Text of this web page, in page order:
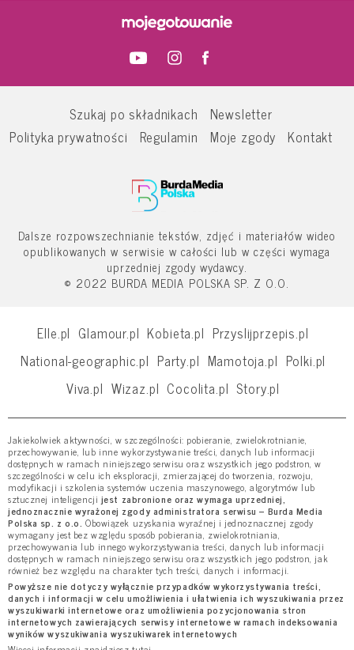
Szukaj po składnikach
Newsletter
Polityka prywatności
Regulamin Moje zgody Kontakt
Dalsze rozpowszechnianie tekstów, zdjęć i materiałów wideo
opublikowanych w serwisie w całości lub w części wymaga
uprzedniej zgody wydawcy.
© 2022 BURDA MEDIA POLSKA SP. Z O.O.
Elle.pl Glamour.pl Kobieta.pl Przyslijprzepis.pl
National-geographic.pl Party.pl Mamotoja.pl Polki.pl
Viva.pl Wizaz.pl Cocolita.pl Story.pl
Jakiekolwiek aktywności, w szczególności: pobieranie, zwielokrotnianie,
przechowywanie, lub inne wykorzystywanie treści, danych lub informacji
dostępnych w ramach niniejszego serwisu oraz wszystkich jego podstron, w
szczególności w celu ich eksploracji, zmierzającej do tworzenia, rozwoju,
modyfikacji i szkolenia systemów uczenia maszynowego, algorytmów lub
sztucznej inteligencji jest zabronione oraz wymaga uprzedniej,
jednoznacznie wyrażonej zgody administratora serwisu – Burda Media
Polska sp. z o.o. Obowiązek uzyskania wyraźnej i jednoznacznej zgody
wymagany jest bez względu sposób pobierania, zwielokrotniania,
przechowywania lub innego wykorzystywania treści, danych lub informacji
dostępnych w ramach niniejszego serwisu oraz wszystkich jego podstron, jak
również bez względu na charakter tych treści, danych i informacji.
Powyższe nie dotyczy wyłącznie przypadków wykorzystywania treści,
danych i informacji w celu umożliwienia i ułatwienia ich wyszukiwania przez
wyszukiwarki internetowe oraz umożliwienia pozycjonowania stron
internetowych zawierających serwisy internetowe w ramach indeksowania
wyników wyszukiwania wyszukiwarek internetowych